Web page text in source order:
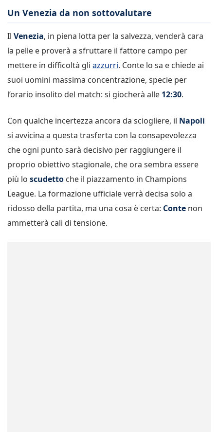
Un Venezia da non sottovalutare
Il Venezia, in piena lotta per la salvezza, venderà cara
la pelle e proverà a sfruttare il fattore campo per
mettere in difficoltà gli azzurri. Conte lo sa e chiede ai
suoi uomini massima concentrazione, specie per
l’orario insolito del match: si giocherà alle 12:30.
Con qualche incertezza ancora da sciogliere, il Napoli
si avvicina a questa trasferta con la consapevolezza
che ogni punto sarà decisivo per raggiungere il
proprio obiettivo stagionale, che ora sembra essere
più lo scudetto che il piazzamento in Champions
League. La formazione ufficiale verrà decisa solo a
ridosso della partita, ma una cosa è certa: Conte non
ammetterà cali di tensione.